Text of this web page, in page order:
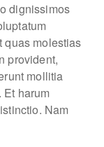
dignissimos
quas molestias
provident,
mollitia
harum
Nam